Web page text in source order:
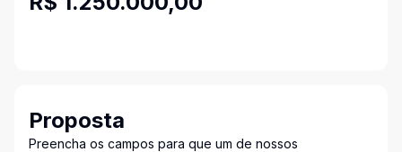
Proposta
Preencha os campos para que um de nossos